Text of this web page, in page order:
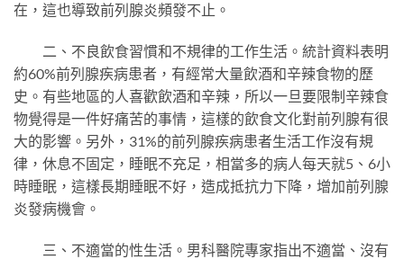
在，這也導致前列腺炎頻發不止。
二、不良飲食習慣和不規律的工作生活。統計資料表明
約60%前列腺疾病患者，有經常大量飲酒和辛辣食物的歷
史。有些地區的人喜歡飲酒和辛辣，所以一旦要限制辛辣食
物覺得是一件好痛苦的事情，這樣的飲食文化對前列腺有很
大的影響。另外，31%的前列腺疾病患者生活工作沒有規
律，休息不固定，睡眠不充足，相當多的病人每天就5、6小
時睡眠，這樣長期睡眠不好，造成抵抗力下降，增加前列腺
炎發病機會。
三、不適當的性生活。男科醫院專家指出不適當、沒有